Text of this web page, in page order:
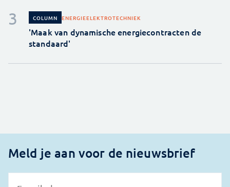
COLUMN ENERGIEELEKTROTECHNIEK
'Maak van dynamische energiecontracten de
standaard'
Meld je aan voor de nieuwsbrief